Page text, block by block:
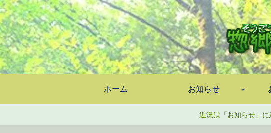
ホーム お知らせ
近況は「お知らせ」に